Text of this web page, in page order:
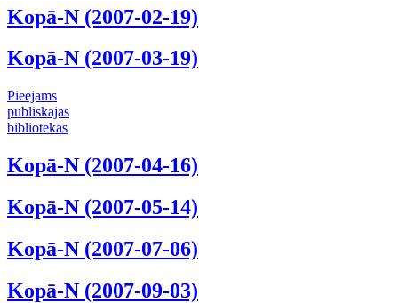
Kopā-N (2007-02-19)
Kopā-N (2007-03-19)
Pieejams
publiskajās
bibliotēkās
Kopā-N (2007-04-16)
Kopā-N (2007-05-14)
Kopā-N (2007-07-06)
Kopā-N (2007-09-03)